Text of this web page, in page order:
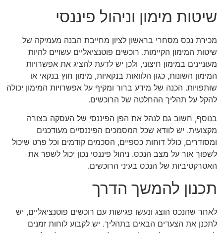
שיטות מימון וניהול פיננסי
מכירת נכס מסחרי בראשון לציון מחייבת הבנה מעמיקה של
שיטות המימון הקיימות. רוכשים פוטנציאליים עשויים להיות
מעוניינים במימון חיצוני, ולכן יש לדעת להציג את אפשרויות
המימון השונות, כגון הלוואות בנקאיות, מימון חוץ בנקאי או
שותפויות. הכנה של מידע ברור ומקיף על אפשרויות המימון יכולה
להקל על תהליך ההחלטה של הרוכשים.
בנוסף, חשוב גם לנהל את הפן הפיננסי של העסקה בצורה
מקצועית. יש לוודא שכל המסמכים הפיננסיים מעודכנים
ומסודרים, כולל דוחות כספיים, הסכמים קודמים וכל פרט שיכול
לשפוך אור על מצב הנכס. ניהול פיננסי נכון יכול לשפר את
האטרקטיביות של הנכס בעיני הרוכשים.
תכנון להמשך הדרך
לאחר שהנכס הוצג ונעשו פגישות עם רוכשים פוטנציאליים, יש
לתכנן את הצעדים הבאים בתהליך. יש לקבוע לוחות זמנים